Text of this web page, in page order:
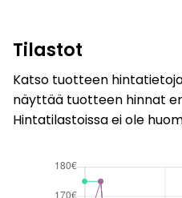
Tilastot
Katso tuotteen
näyttää tuotteen hinnat
Hintatilastoissa ei ole